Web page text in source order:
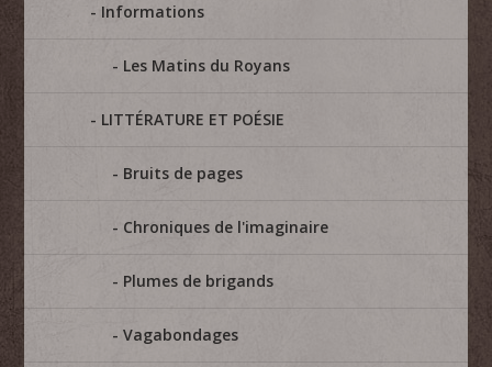
Informations
Les Matins du Royans
LITTÉRATURE ET POÉSIE
Bruits de pages
Chroniques de l'imaginaire
Plumes de brigands
Vagabondages